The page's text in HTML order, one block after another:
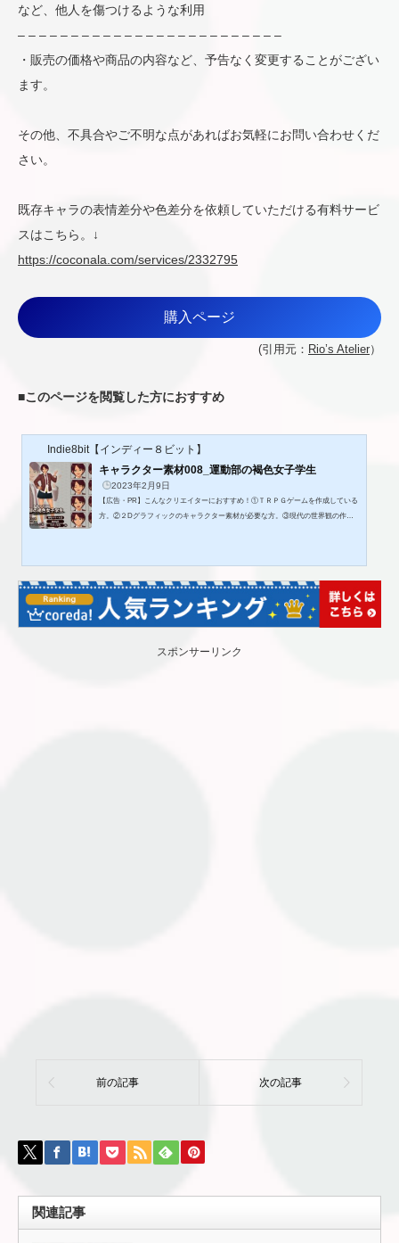
など、他人を傷つけるような利用
– – – – – – – – – – – – – – – – – – – – – – – – –
・販売の価格や商品の内容など、予告なく変更することがござい
ます。
その他、不具合やご不明な点があればお気軽にお問い合わせくだ
さい。
既存キャラの表情差分や色差分を依頼していただける有料サービ
スはこちら。↓
https://coconala.com/services/2332795
購入ページ
(引用元： Rio’s Atelier）
■このページを閲覧した方におすすめ
Indie8bit【インディー８ビット】
キャラクター素材008_運動部の褐色女子学生
2023年2月9日
【広告・PR】こんなクリエイターにおすすめ！①ＴＲＰＧゲームを作成している
方。②２Dグラフィックのキャラクター素材が必要な方。③現代の世界観の作品を
PGツクールMV対応顔グラ-1片144×144■編集可能なPSDデータ顔グラフィック以
外...
スポンサーリンク
前の記事 次の記事
関連記事